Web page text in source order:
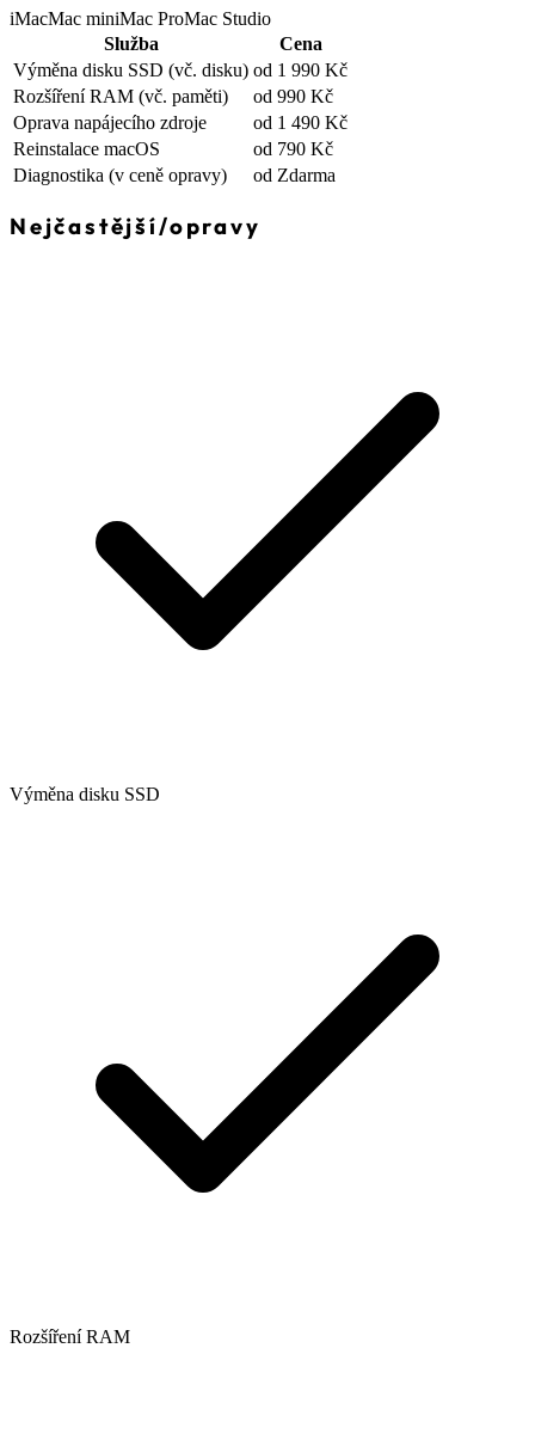
iMacMac miniMac ProMac Studio
Služba
Cena
Výměna disku SSD (vč. disku) od 1 990 Kč
Rozšíření RAM (vč. paměti)
od 990 Kč
Oprava napájecího zdroje
od 1 490 Kč
Reinstalace macOS
od 790 Kč
Diagnostika (v ceně opravy) od Zdarma
Nejčastější/opravy
Výměna disku SSD
Rozšíření RAM